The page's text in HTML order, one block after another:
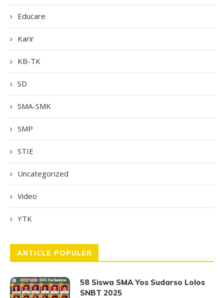
Educare
Karir
KB-TK
SD
SMA-SMK
SMP
STIE
Uncategorized
Video
YTK
ARTICLE POPULER
58 Siswa SMA Yos Sudarso Lolos
SNBT 2025